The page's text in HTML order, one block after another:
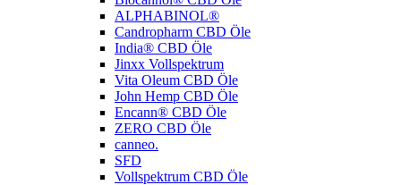
ALPHABINOL®
Candropharm CBD Öle
India® CBD Öle
Jinxx Vollspektrum
Vita Oleum CBD Öle
John Hemp CBD Öle
Encann® CBD Öle
ZERO CBD Öle
canneo.
SFD
Vollspektrum CBD Öle